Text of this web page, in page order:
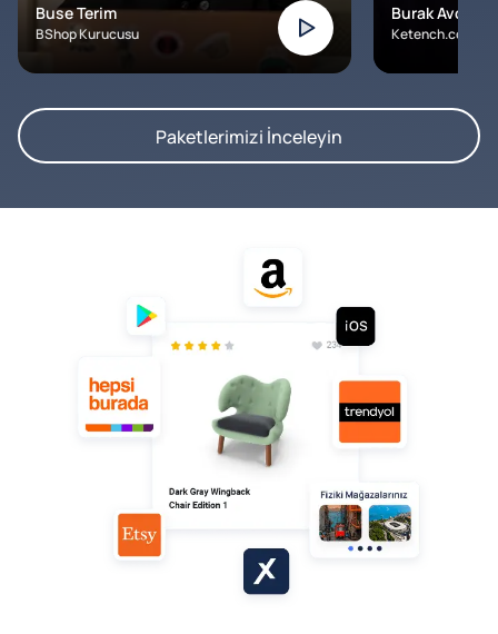
Buse Terim
BShop Kurucusu
Burak Avcılar
Ketench.com –
Paketlerimizi İnceleyin